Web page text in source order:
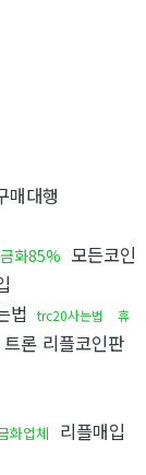
매대행
화85% 모든코인
법 trc20사는법
휴
트론 리플코인판
화업체 리플매입